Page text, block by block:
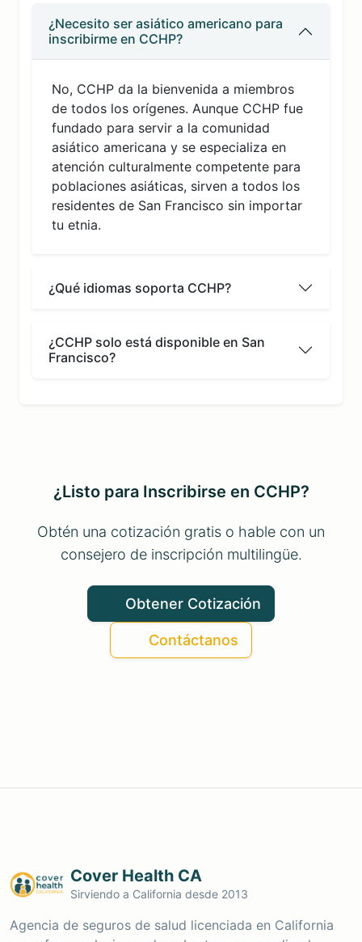
¿Necesito ser asiático americano para
inscribirme en CCHP?
No, CCHP da la bienvenida a miembros
de todos los orígenes. Aunque CCHP fue
fundado para servir a la comunidad
asiático americana y se especializa en
atención culturalmente competente para
poblaciones asiáticas, sirven a todos los
residentes de San Francisco sin importar
tu etnia.
¿Qué idiomas soporta CCHP?
¿CCHP solo está disponible en San
Francisco?
¿Listo para Inscribirse en CCHP?
Obtén una cotización gratis o hable con un
consejero de inscripción multilingüe.
Obtener Cotización
Contáctanos
Cover Health CA
Sirviendo a California desde 2013
Agencia de seguros de salud licenciada en California